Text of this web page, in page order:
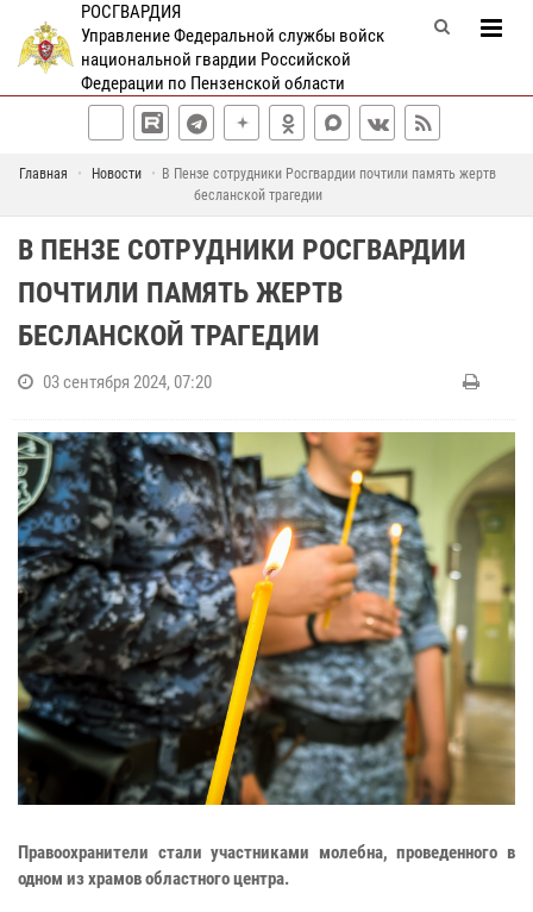
РОСГВАРДИЯ
Управление Федеральной службы войск
национальной гвардии Российской
Федерации по Пензенской области
Главная Новости
В Пензе сотрудники Росгвардии почтили память жертв
бесланской трагедии
В ПЕНЗЕ СОТРУДНИКИ РОСГВАРДИИ
ПОЧТИЛИ ПАМЯТЬ ЖЕРТВ
БЕСЛАНСКОЙ ТРАГЕДИИ
03 сентября 2024, 07:20
Правоохранители стали участниками молебна, проведенного в
одном из храмов областного центра.